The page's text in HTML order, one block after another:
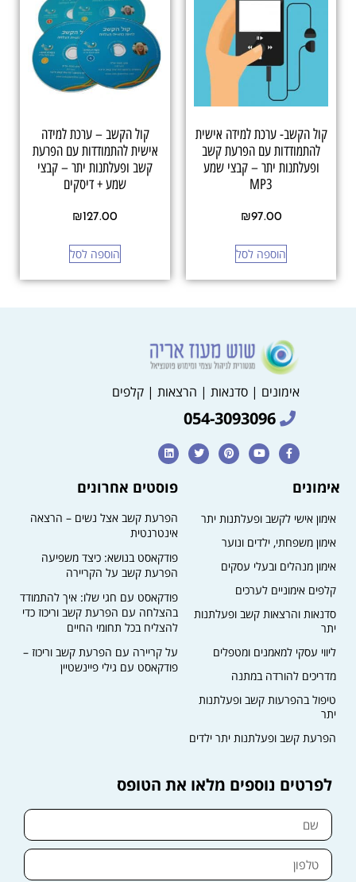
קול הקשב- ערכת למידה אישית
להתמודדות עם הפרעת קשב
ופעלתנות יתר – קבצי שמע
MP3
₪97.00
הוספה לסל
קול הקשב – ערכת למידה
אישית להתמודדות עם הפרעת
קשב ופעלתנות יתר – קבצי
שמע + דיסקים
₪127.00
הוספה לסל
אימונים | סדנאות | הרצאות | קלפים
054-3093096
אימונים
אימון אישי לקשב ופעלתנות יתר
אימון משפחתי, ילדים ונוער
אימון מנהלים ובעלי עסקים
קלפים אימוניים לערכים
סדנאות והרצאות קשב ופעלתנות
יתר
ליווי עסקי למאמנים ומטפלים
מדריכים להורדה במתנה
טיפול בהפרעות קשב ופעלתנות
יתר
הפרעת קשב ופעלתנות יתר ילדים
פוסטים אחרונים
הפרעת קשב אצל נשים – הרצאה
אינטרנטית
פודקאסט בנושא: כיצד משפיעה
הפרעת קשב על הקריירה​
פודקאסט עם חגי שלו: איך להתמודד
בהצלחה עם הפרעת קשב וריכוז כדי
להצליח בכל תחומי החיים
על קריירה עם הפרעת קשב וריכוז –
פודקאסט עם גילי פיינשטיין
לפרטים נוספים מלאו את הטופס